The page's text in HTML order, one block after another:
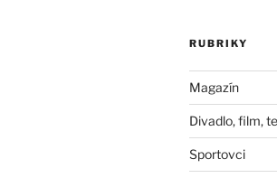
RUBRIKY
Magazín
Divadlo, film,
Sportovci